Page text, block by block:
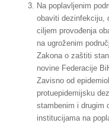
Na poplavljenim
obaviti dezinfekciju,
ciljem provođenja
na ugroženim
Zakona o zaštiti
novine Federacije
Zavisno od
protuepidemijsku
stambenim i drugim
institucijama na